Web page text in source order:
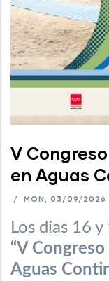
V
en Aguas
/ MON, 03/09/2026
Los días 16
“V
Aguas